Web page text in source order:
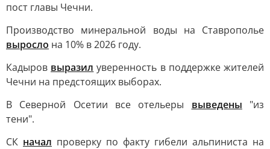
пост главы Чечни.
Производство минеральной воды на Ставрополье
выросло на 10% в 2026 году.
Кадыров выразил уверенность в поддержке жителей
Чечни на предстоящих выборах.
В Северной Осетии все отельеры выведены "из
тени".
СК начал проверку по факту гибели альпиниста на